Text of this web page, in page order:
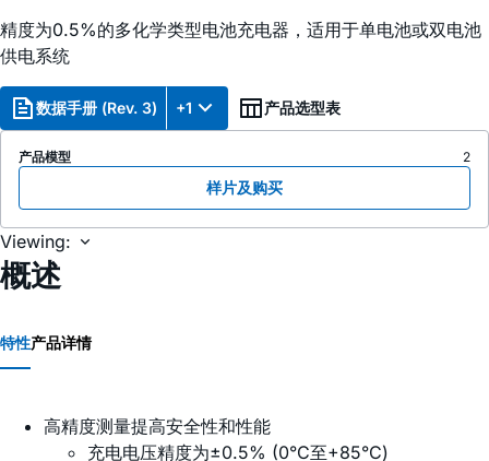
精度为0.5%的多化学类型电池充电器，适用于单电池或双电池
供电系统
数据手册 (Rev. 3) +1 产品选型表
产品模型 2
样片及购买
Viewing:
概述
特性产品详情
高精度测量提高安全性和性能
充电电压精度为±0.5% (0°C至+85°C)